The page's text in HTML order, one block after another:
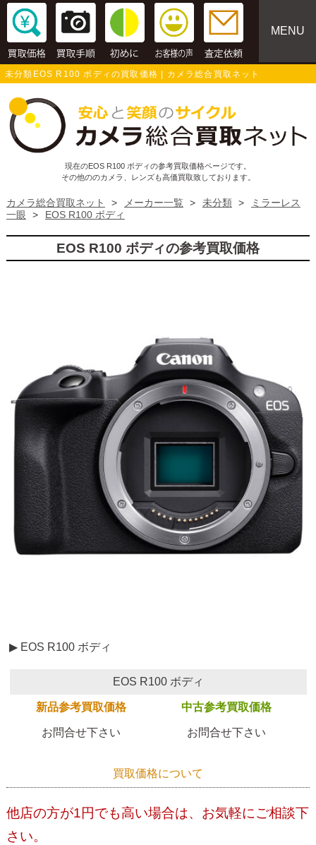
MENU
未分類EOS R100 ボディの買取価格 | カメラ総合買取ネット
現在のEOS R100 ボディの参考買取価格ページです。
その他ののカメラ、レンズも高価買取致しております。
カメラ総合買取ネット > メーカー一覧 > 未分類 >
ミラーレス
一眼
> EOS R100 ボディ
EOS R100 ボディの参考買取価格
▶ EOS R100 ボディ
EOS R100 ボディ
新品参考買取価格 中古参考買取価格
お問合せ下さい お問合せ下さい
買取価格について
他店の方が1円でも高い場合は、お気軽にご相談下
さい。